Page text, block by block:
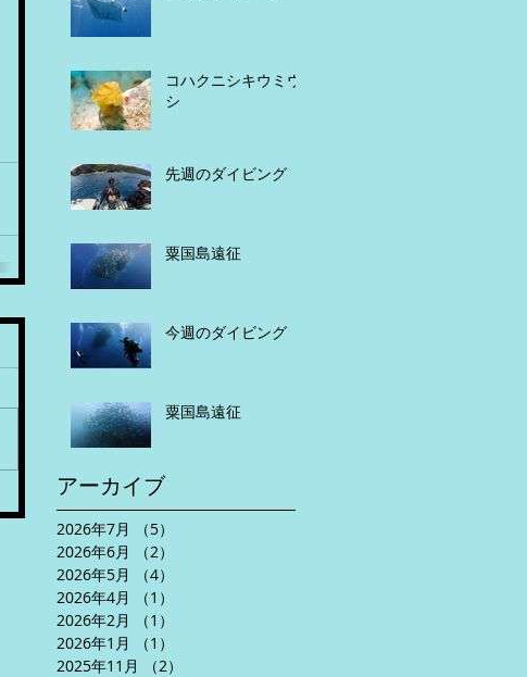
コハクニシキウミウ
シ
先週のダイビング
粟国島遠征
今週のダイビング
粟国島遠征
アーカイブ
2026年7月 （5）
2026年6月
（2）
2026年5月
（4）
2026年4月
（1）
2026年2月
（1）
2026年1月
（1）
2025年11月
（2）